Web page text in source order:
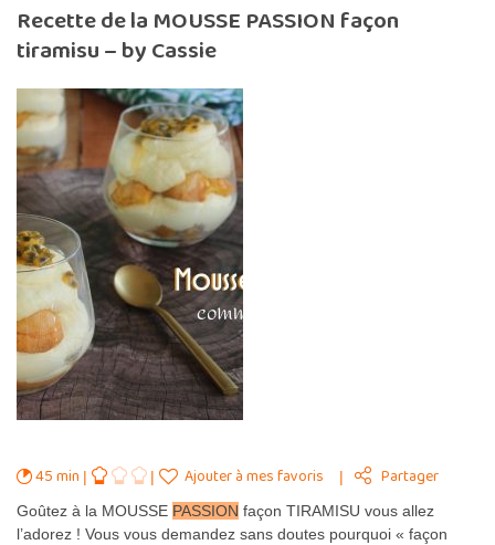
Recette de la MOUSSE PASSION façon
tiramisu – by Cassie
45 min Ajouter à mes favoris Partager
Goûtez à la MOUSSE PASSION façon TIRAMISU vous allez
l’adorez ! Vous vous demandez sans doutes pourquoi « façon